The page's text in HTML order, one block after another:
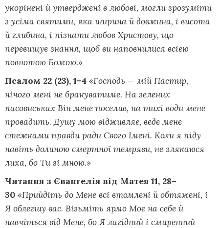
укорінені й утверджені в любові, могли зрозуміти
з усіма святими, яка ширина й довжина, і висота
й глибина, і пізнати любов Христову, що
перевищує знання, щоб ви наповнилися всією
повнотою Божою.»
Псалом 22 (23), 1–4 «Господь — мій Пастир,
нічого мені не бракуватиме. На зелених
пасовиськах Він мене поселив, на тихі води мене
провадить. Душу мою відживляє, веде мене
стежками правди ради Свого Імені. Коли я піду
навіть долиною смертної темряви, не злякаюся
лиха, бо Ти зі мною.»
Читання з Євангелія від Матея 11, 28–
30 «Прийдіть до Мене всі втомлені й обтяжені, і
Я облегшу вас. Візьміть ярмо Моє на себе й
навчіться від Мене, бо Я лагідний і смиренний